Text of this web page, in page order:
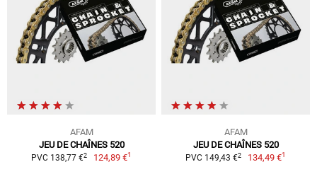
AFAM
JEU DE CHAÎNES 520
PVC 138,77 €2 124,89 €1
AFAM
JEU DE CHAÎNES 520
PVC 149,43 €2 134,49 €1